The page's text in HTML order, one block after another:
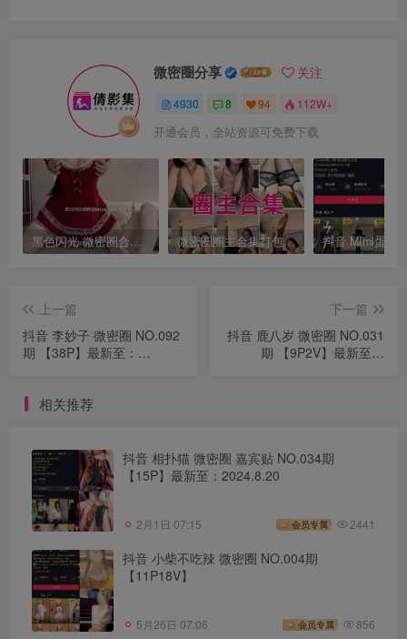
微密圈分享 关注
4930 8 94 112W+
开通会员，全站资源可免费下载
黑色闪光 微密圈合集[持续更新] 微密圈圈主合集打包下载 持续更新中
上一篇
抖音 李妙子 微密圈 NO.092
期 【38P】最新至：
下一篇
抖音 鹿八岁 微密圈 NO.031
期 【9P2V】最新至：
相关推荐
抖音 相扑猫 微密圈 嘉宾贴 NO.034期
【15P】最新至：2024.8.20
2月1日 07:15 会员专属 2441
抖音 小柴不吃辣 微密圈 NO.004期
【11P18V】
5月26日 07:06 会员专属 856